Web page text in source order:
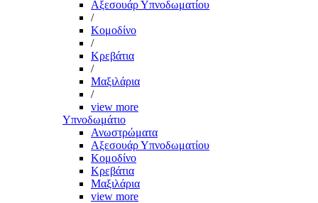
Αξεσουάρ Υπνοδωματίου
/
Κομοδίνο
/
Κρεβάτια
/
Μαξιλάρια
/
view more
Υπνοδωμάτιο
Ανωστρώματα
Αξεσουάρ Υπνοδωματίου
Κομοδίνο
Κρεβάτια
Μαξιλάρια
view more